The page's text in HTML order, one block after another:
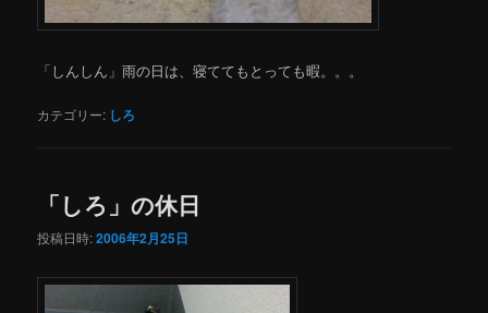
「しんしん」雨の日は、寝ててもとっても暇。。。
カテゴリー: しろ
「しろ」の休日
投稿日時:2006年2月25日